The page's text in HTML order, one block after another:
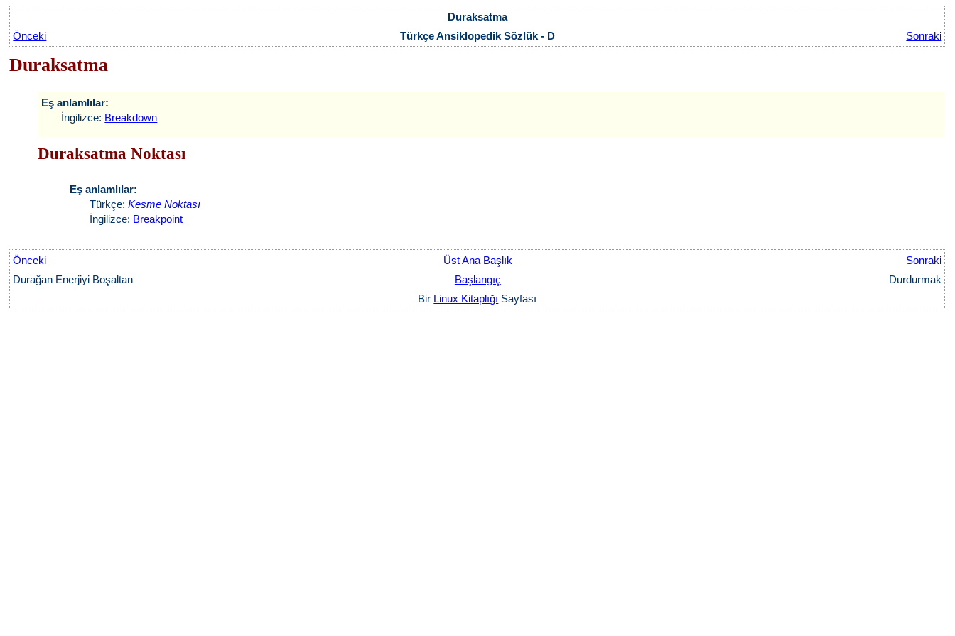
Duraksatma
Önceki
Türkçe Ansiklopedik Sözlük - D Sonraki
Duraksatma
Eş anlamlılar:
İngilizce: Breakdown
Duraksatma Noktası
Eş anlamlılar:
Türkçe:Kesme Noktası
İngilizce: Breakpoint
Önceki Üst Ana Başlık
Sonraki
Durağan Enerjiyi Boşaltan
Başlangıç
Durdurmak
Bir Linux Kitaplığı Sayfası